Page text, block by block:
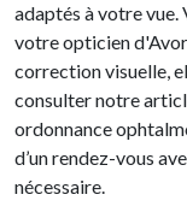
adaptés à votre vue.
votre opticien
correction visuelle,
consulter notre
ordonnance
d’un rendez-vous
nécessaire.